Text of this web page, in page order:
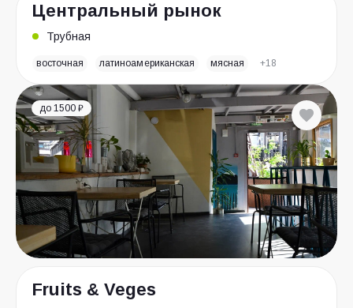
Центральный рынок
Трубная
восточная латиноамериканская мясная +18
до 1500 ₽
Fruits & Veges